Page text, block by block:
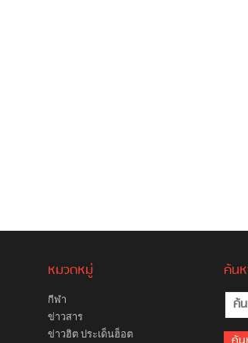
หมวดหมู่
กีฬา
ข่าวสาร
ข่าวฮิต ประเด็นฮ็อต
ค้น
ค้นห
สำห